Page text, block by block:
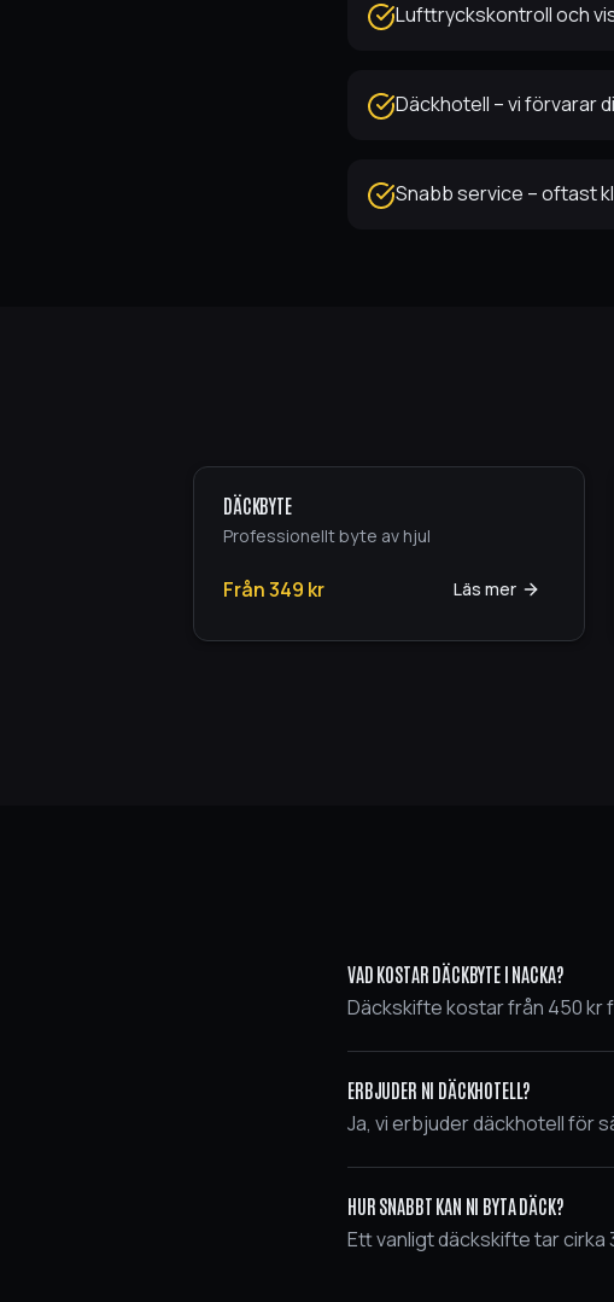
Lufttryckskontroll och
Däckhotell – vi förvarar
Snabb service – oftast
DÄCKBYTE
Professionellt byte av hjul
Från349 kr Läs mer
VAD KOSTAR DÄCKBYTE I NACKA?
Däckskifte kostar från 450 kr
ERBJUDER NI DÄCKHOTELL?
Ja, vi erbjuder däckhotell för
HUR SNABBT KAN NI BYTA DÄCK?
Ett vanligt däckskifte tar cirka